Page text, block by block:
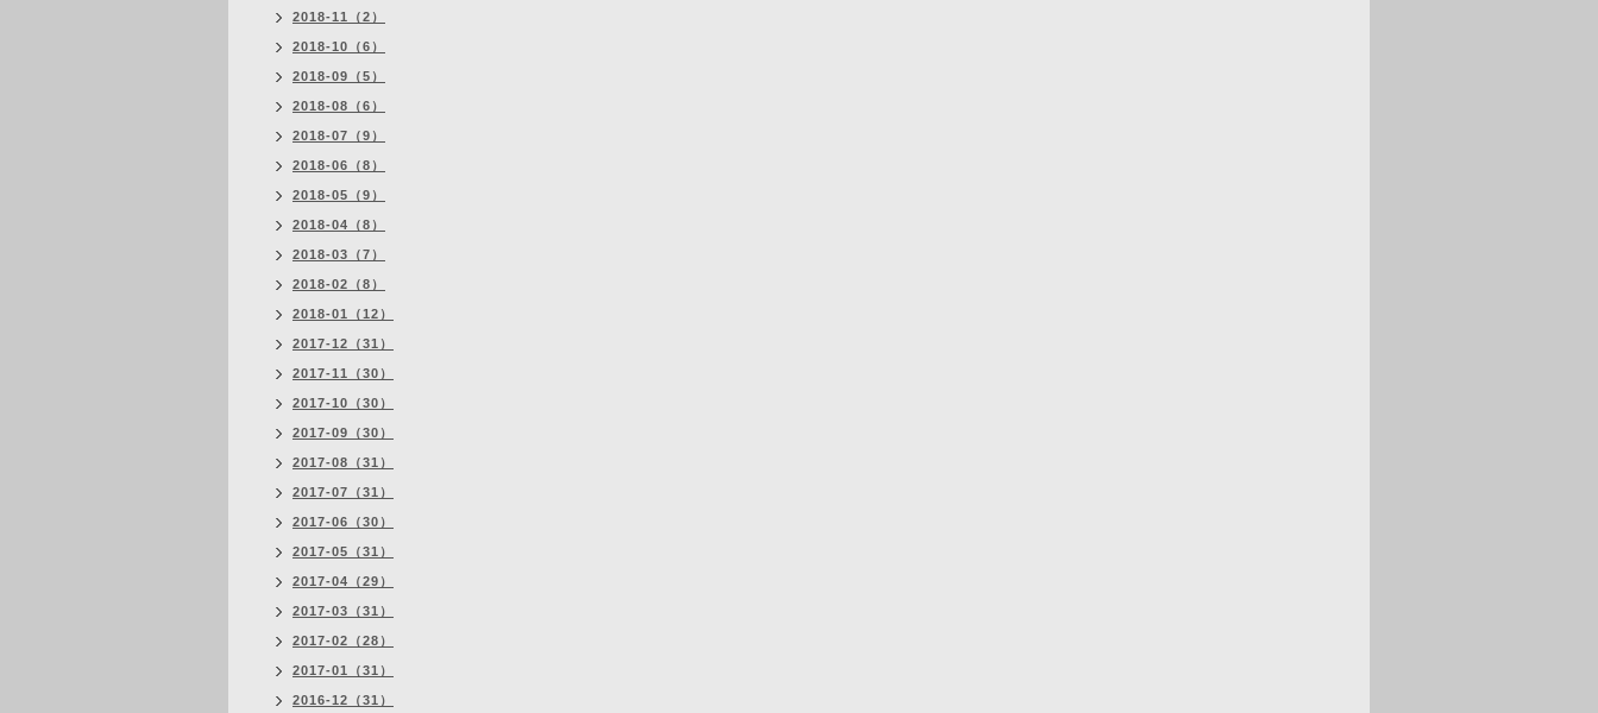
2018-11（2）
2018-10（6）
2018-09（5）
2018-08（6）
2018-07（9）
2018-06（8）
2018-05（9）
2018-04（8）
2018-03（7）
2018-02（8）
2018-01（12）
2017-12（31）
2017-11（30）
2017-10（30）
2017-09（30）
2017-08（31）
2017-07（31）
2017-06（30）
2017-05（31）
2017-04（29）
2017-03（31）
2017-02（28）
2017-01（31）
2016-12（31）